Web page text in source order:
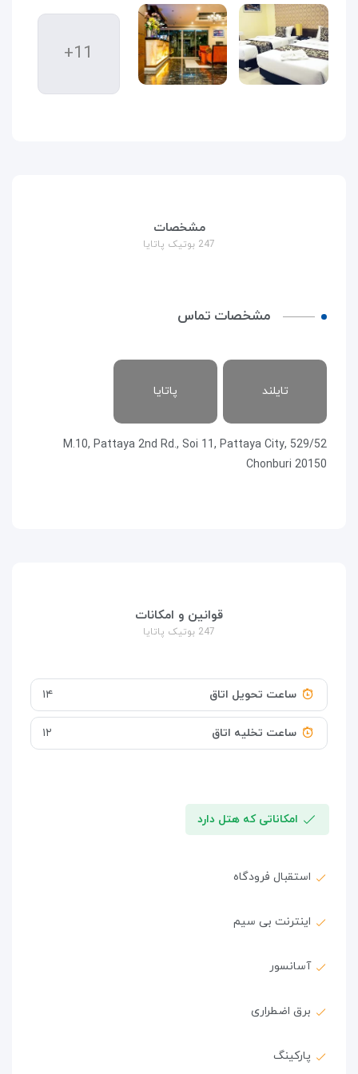
+11
مشخصات
247 بوتیک پاتایا
مشخصات تماس
تایلند پاتایا
529/52 M.10, Pattaya 2nd Rd., Soi 11, Pattaya City,
Chonburi 20150
قوانین و امکانات
247 بوتیک پاتایا
ساعت تحویل اتاق ۱۴
ساعت تخلیه اتاق ۱۲
امکاناتی که هتل دارد
استقبال فرودگاه
اینترنت بی سیم
آسانسور
برق اضطراری
پارکینگ